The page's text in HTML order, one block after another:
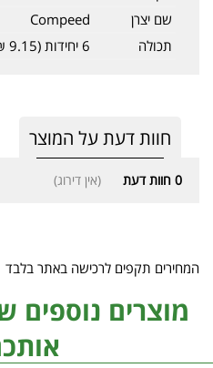
שם יצרן
Compeed
תכולה
6 יחידות (9.15 ₪ ליחידה)
חוות דעת על המוצר
0 חוות דעת (אין דירוג)
המחירים תקפים לרכישה באתר בלבד
מוצרים נוספים